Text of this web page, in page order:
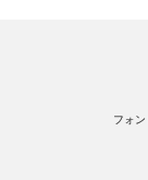
フォ